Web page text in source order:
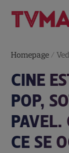
Homepage /
CINE
POP,
PAVEL.
CE SE